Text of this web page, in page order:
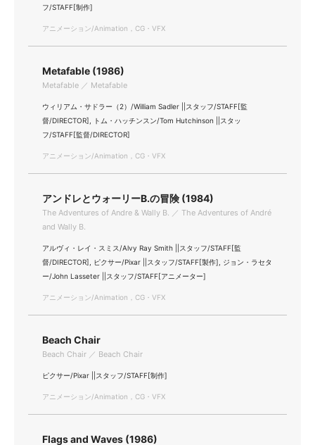
フ/STAFF[制作]
アニメーション/Animation，CG・VFX
Metafable (1986)
Metafable ／ Metafable
ウィリアム・サドラー（2）/William Sadler ||スタッフ/STAFF[監
督/DIRECTOR], トム・ハッチンスン/Tom Hutchinson ||スタッ
フ/STAFF[監督/DIRECTOR]
アニメーション/Animation，CG・VFX
アンドレとウォーリーB.の冒険 (1984)
The Adventures of Andre & Wally B. ／ The Adventures of André
and Wally B.
アルヴィ・レイ・スミス/Alvy Ray Smith ||スタッフ/STAFF[監
督/DIRECTOR], ピクサー/Pixar ||スタッフ/STAFF[製作], ジョン・ラセタ
ー/John Lasseter ||スタッフ/STAFF[アニメーター]
アニメーション/Animation，CG・VFX
Beach Chair
Beach Chair ／ Beach Chair
ピクサー/Pixar ||スタッフ/STAFF[制作]
アニメーション/Animation，CG・VFX
Flags and Waves (1986)